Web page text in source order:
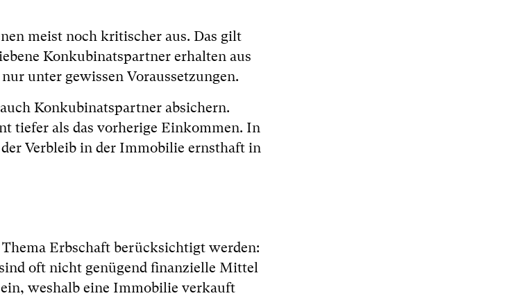
meist noch kritischer aus. Das gilt
Konkubinatspartner erhalten aus
unter gewissen Voraussetzungen.
Konkubinatspartner absichern.
tiefer als das vorherige Einkommen. In
Verbleib in der Immobilie ernsthaft in
Erbschaft berücksichtigt werden:
oft nicht genügend finanzielle Mittel
weshalb eine Immobilie verkauft